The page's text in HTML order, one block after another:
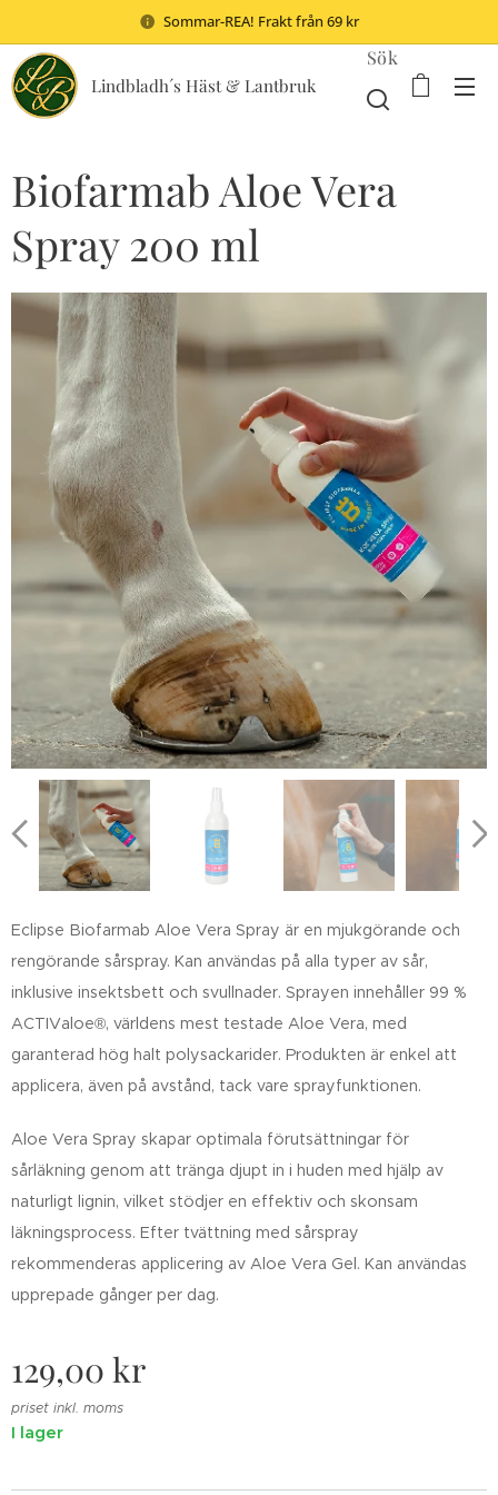
Sommar-REA! Frakt från 69 kr
Lindbladh´s Häst & Lantbruk
Sök
Biofarmab Aloe Vera
Spray 200 ml
Eclipse Biofarmab Aloe Vera Spray är en mjukgörande och
rengörande sårspray. Kan användas på alla typer av sår,
inklusive insektsbett och svullnader. Sprayen innehåller 99 %
ACTIValoe®, världens mest testade Aloe Vera, med
garanterad hög halt polysackarider. Produkten är enkel att
applicera, även på avstånd, tack vare sprayfunktionen.
Aloe Vera Spray skapar optimala förutsättningar för
sårläkning genom att tränga djupt in i huden med hjälp av
naturligt lignin, vilket stödjer en effektiv och skonsam
läkningsprocess. Efter tvättning med sårspray
rekommenderas applicering av Aloe Vera Gel. Kan användas
upprepade gånger per dag.
129,00 kr
priset inkl. moms
I lager